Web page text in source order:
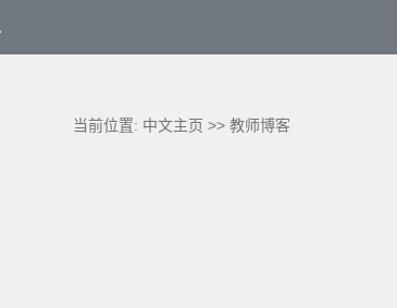
当前位置: 中文主页 >>教师博客